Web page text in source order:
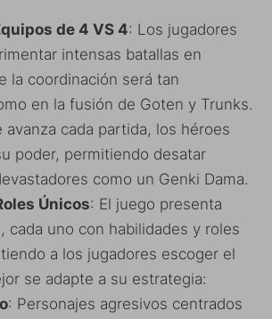
de 4 VS 4: Los jugadores
intensas batallas en
la coordinación será tan
en la fusión de Goten y Trunks.
avanza cada partida, los héroes
poder, permitiendo desatar
como un Genki Dama.
Únicos: El juego presenta
cada uno con habilidades y roles
a los jugadores escoger el
se adapte a su estrategia:
: Personajes agresivos centrados